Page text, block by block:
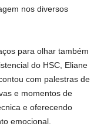
nos diversos
para olhar também
do HSC, Eliane
com palestras de
e momentos de
e oferecendo
emocional.